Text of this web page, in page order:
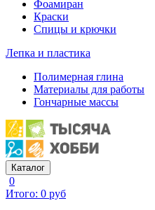
Фоамиран
Краски
Спицы и крючки
Лепка и пластика
Полимерная глина
Материалы для работы
Гончарные массы
Каталог
0
Итого: 0 руб